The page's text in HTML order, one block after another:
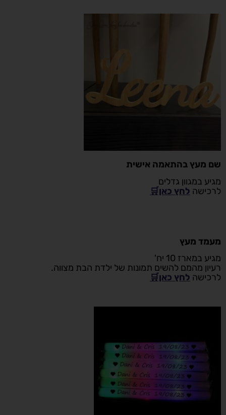
שם מעץ בהתאמה אישית
מגיע במגוון גדלים
לרכישה לחץ כאן🛒
מעמד מעץ
מגיע במארז 10 יח'
רעיון מהמם להשים תמונות של ילדת הבת מצווה.
לרכישה לחץ כאן🛒